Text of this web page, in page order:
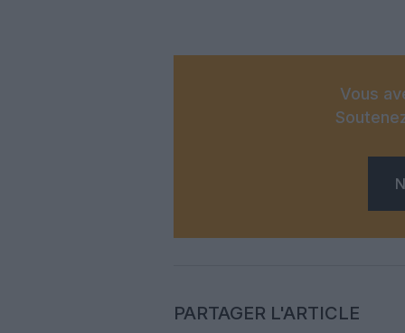
Vous
PARTAGER L'ARTICLE